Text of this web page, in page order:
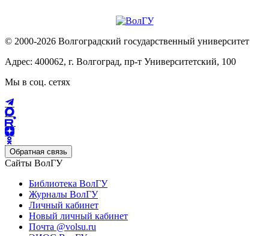
© 2000-2026 Волгоградский государственный университет
Адрес: 400062, г. Волгоград, пр-т Университетский, 100
Мы в соц. сетях
Обратная связь
Сайты ВолГУ
Библиотека ВолГУ
Журналы ВолГУ
Личный кабинет
Новый личный кабинет
Почта @volsu.ru